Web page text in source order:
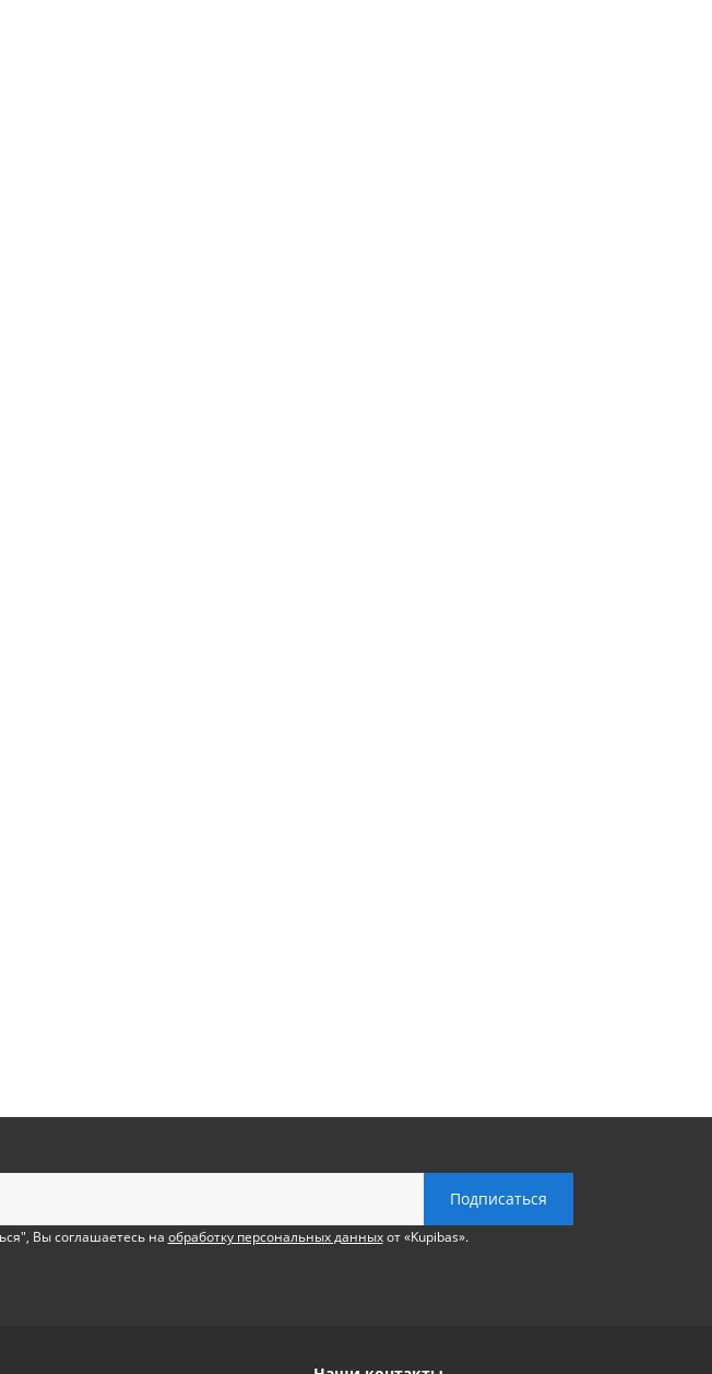
Вы соглашаетесь на обработку персональных данныхот «Kupibas».